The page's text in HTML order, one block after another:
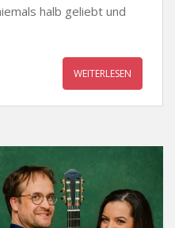
halb geliebt und
WEITERLESEN